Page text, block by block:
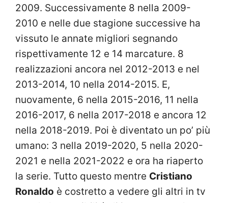
2009. Successivamente 8 nella 2009-
2010 e nelle due stagione successive ha
vissuto le annate migliori segnando
rispettivamente 12 e 14 marcature. 8
realizzazioni ancora nel 2012-2013 e nel
2013-2014, 10 nella 2014-2015. E,
nuovamente, 6 nella 2015-2016, 11 nella
2016-2017, 6 nella 2017-2018 e ancora 12
nella 2018-2019. Poi è diventato un po’ più
umano: 3 nella 2019-2020, 5 nella 2020-
2021 e nella 2021-2022 e ora ha riaperto
la serie. Tutto questo mentre Cristiano
Ronaldo è costretto a vedere gli altri in tv